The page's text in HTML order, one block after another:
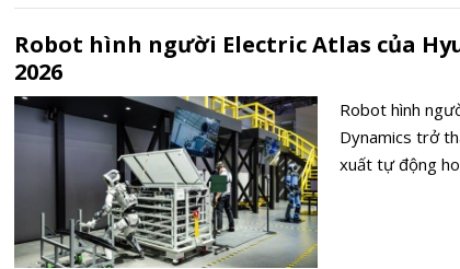
Robot hình người Electric Atlas của
2026
Robot hình
Dynamics trở
xuất tự động